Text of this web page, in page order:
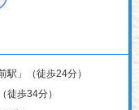
駅」（徒歩24分）
徒歩34分）